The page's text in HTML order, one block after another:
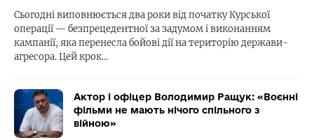
Сьогодні виповнюється два роки від початку Курської
операції — безпрецедентної за задумом і виконанням
кампанії, яка перенесла бойові дії на територію держави-
агресора. Цей крок…
Актор і офіцер Володимир Ращук: «Воєнні
фільми не мають нічого спільного з
війною»